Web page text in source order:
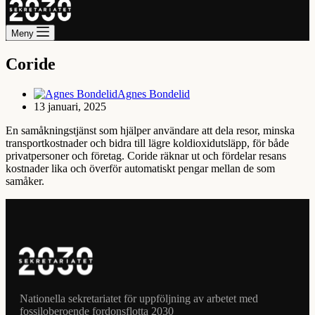
Meny
Coride
Agnes Bondelid
13 januari, 2025
En samåkningstjänst som hjälper användare att dela resor, minska
transportkostnader och bidra till lägre koldioxidutsläpp, för både
privatpersoner och företag. Coride räknar ut och fördelar resans
kostnader lika och överför automatiskt pengar mellan de som
samåker.
Nationella sekretariatet för uppföljning av arbetet med
fossiloberoende fordonsflotta 2030